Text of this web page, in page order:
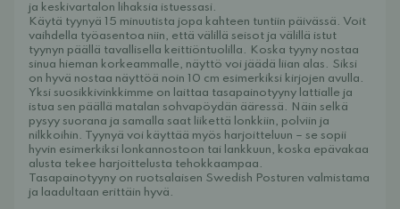
ja keskivartalon lihaksia istuessasi.
Käytä tyynyä 15 minuutista jopa kahteen tuntiin päivässä. Voit
vaihdella työasentoa niin, että välillä seisot ja välillä istut
tyynyn päällä tavallisella keittiöntuolilla. Koska tyyny nostaa
sinua hieman korkeammalle, näyttö voi jäädä liian alas. Siksi
on hyvä nostaa näyttöä noin 10 cm esimerkiksi kirjojen avulla.
Yksi suosikkivinkkimme on laittaa tasapainotyyny lattialle ja
istua sen päällä matalan sohvapöydän ääressä. Näin selkä
pysyy suorana ja samalla saat liikettä lonkkiin, polviin ja
nilkkoihin. Tyynyä voi käyttää myös harjoitteluun – se sopii
hyvin esimerkiksi lonkannostoon tai lankkuun, koska epävakaa
alusta tekee harjoittelusta tehokkaampaa.
Tasapainotyyny on ruotsalaisen Swedish Posturen valmistama
ja laadultaan erittäin hyvä.